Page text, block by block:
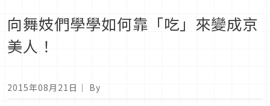
向舞妓們學學如何靠「吃」來變成京
美人！
2015年08月21日 ｜ By